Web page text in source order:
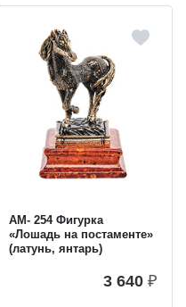
AM- 254 Фигурка
«Лошадь на постаменте»
(латунь, янтарь)
3 640 ₽